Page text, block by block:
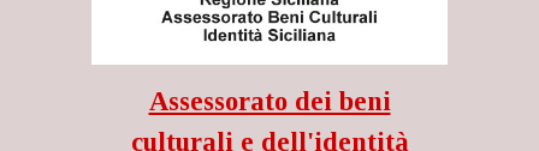
Assessorato dei beni
culturali e dell'identità